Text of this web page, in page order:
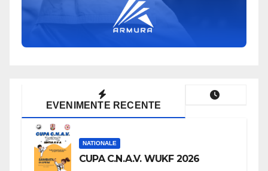
EVENIMENTE RECENTE
NATIONALE
CUPA C.N.A.V. WUKF 2026